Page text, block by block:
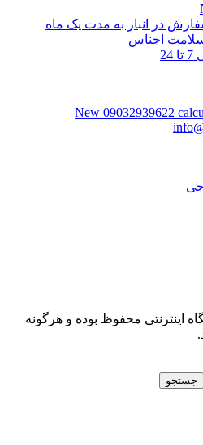
در انبار به مدت یک ماه
اجناس
New
جی
اینترنتی محفوظ بوده و هرگونه
جستجو